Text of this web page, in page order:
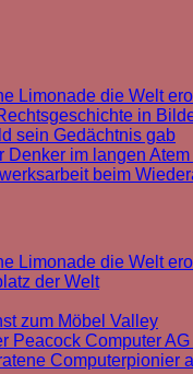
Limonade die Welt
in
sein Gedächtnis gab
im langen
beim
Limonade die Welt
der Welt
zum Möbel Valley
Peacock Computer
Computerpionier